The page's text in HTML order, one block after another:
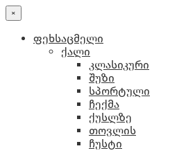
×
ფეხსაცმელი
ქალი
კლასიკური
შუზი
სპორტული
ჩექმა
ქუსლზე
თოვლის
ჩუსტი